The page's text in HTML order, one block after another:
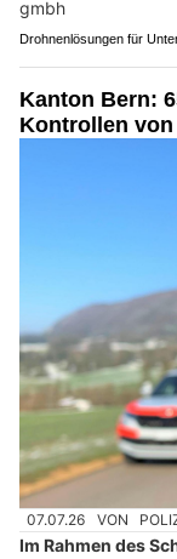
Drohnenlösungen für
Kanton Bern:
Kontrollen
07.07.26 VON
Im Rahmen des